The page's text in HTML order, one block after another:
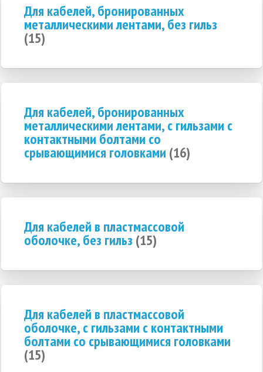
Для кабелей, бронированных
металлическими лентами, без гильз
(15)
Для кабелей, бронированных
металлическими лентами, с гильзами с
контактными болтами со
срывающимися головками (16)
Для кабелей в пластмассовой
оболочке, без гильз (15)
Для кабелей в пластмассовой
оболочке, с гильзами с контактными
болтами со срывающимися головками
(15)